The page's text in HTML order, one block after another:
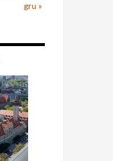
gru »